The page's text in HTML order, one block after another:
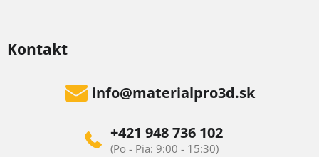
Kontakt
info@materialpro3d.sk
+421 948 736 102